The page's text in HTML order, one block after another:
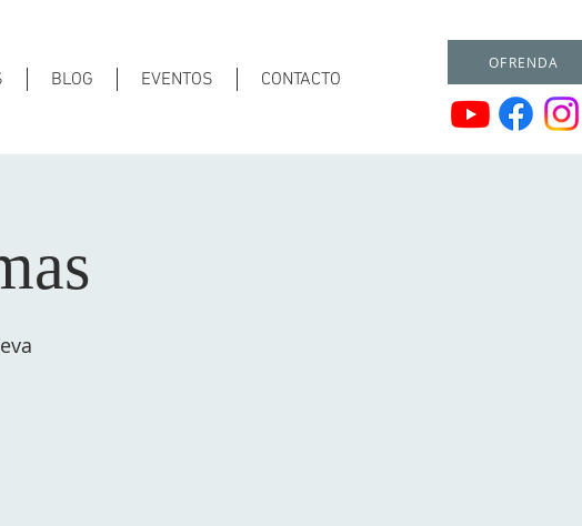
BLOG EVENTOS CONTACTO
OFRENDA